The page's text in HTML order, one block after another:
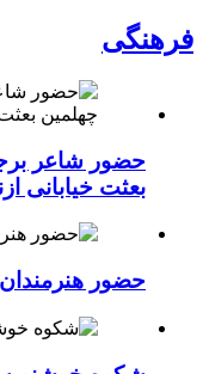
فرهنگی
حضور شاعر
بعثت خیابانی
حضور هنرمندان